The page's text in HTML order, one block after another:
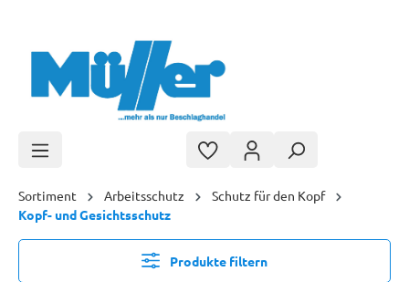
Sortiment Arbeitsschutz
Schutz für den Kopf
Kopf- und Gesichtsschutz
Produkte filtern